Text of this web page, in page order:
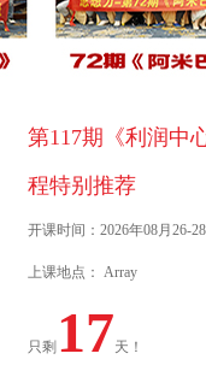
第117期《利润中
程特别推荐
开课时间：2026年08月26-28
上课地点： Array
只剩 17天！